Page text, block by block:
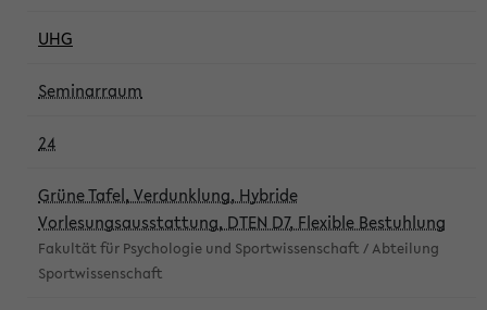
UHG
Seminarraum
24
Grüne Tafel, Verdunklung, Hybride
Vorlesungsausstattung, DTEN D7, Flexible Bestuhlung
Fakultät für Psychologie und Sportwissenschaft / Abteilung
Sportwissenschaft